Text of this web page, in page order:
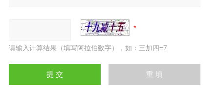
请输入计算结果（填写阿拉伯数字），如：三加四=7